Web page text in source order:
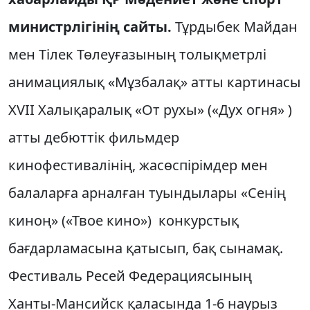
министрлігінің сайты. Тұрдыбек Майдан
мен Тілек Төлеуғазының толықметрлі
анимациялық «Мұзбалақ» атты картинасы
XVII Халықаралық «От рухы» («Дух огня» )
атты дебюттік фильмдер
кинофестивалінің, жасөспірімдер мен
балаларға арналған туындылары «Сенің
киноң» («Твое кино») конкурстық
бағдарламасына қатысып, бақ сынамақ.
Фестиваль Ресей Федерациясының
Ханты-Мансийск қаласында 1-6 наурыз